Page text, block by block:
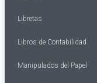
Libretas
Libros de Contabilidad
Manipulados del Papel